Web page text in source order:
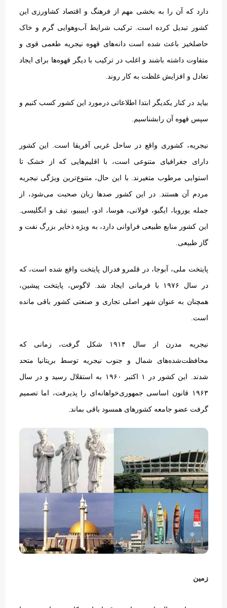
دارد که آن را به بخشی مهم از فرهنگ و اقتصاد کشاورزی این
کشور تبدیل کرده است. ترکیب شرایط آب‌وهوایی گرم و خاک
حاصلخیز باعث شده است دانه‌های قهوه نیجریه طعمی قوی و
متفاوت داشته باشند و اغلب در ترکیب با دیگر قهوه‌ها برای ایجاد
تعادل و افزایش غلظت به کار روند.
بیاید در کنار یکدیگر ابتدا اطلاعاتی درمورد این کشور کسب کنیم و
سپس قهوه آن رابشناسیم.
نیجریه، کشوری واقع در ساحل غربی آفریقا است. این کشور
دارای جغرافیای متنوعی است، با اقلیم‌هایی که از خشک تا
استوایی مرطوب متغیرند. با این حال، متنوع‌ترین ویژگی نیجریه
مردم آن هستند.در این کشور صدها زبان صحبت می‌شود، از
جمله یوروبا، ایگبو، فولانی، هوسا، ادو، ایبیبیو، تیف و انگلیسی.
این کشور منابع طبیعی فراوانی دارد، به ویژه ذخایر بزرگ نفت و
گاز طبیعی.
پایتخت ملی، آبوجا، در قلمرو فدرال پایتخت واقع شده است، که
در سال ۱۹۷۶ با فرمانی ایجاد شد
. لاگوس، پایتخت پیشین،
همچنان به عنوان شهر اصلی تجاری و صنعتی کشور باقی مانده
است.
نیجریه مدرن از سال ۱۹۱۴ شکل گرفت، زمانی که
محافظت‌شده‌های شمال و جنوب نیجریه توسط بریتانیا متحد
شدند.
این کشور در ۱ اکتبر ۱۹۶۰ به استقلال رسید و در سال
۱۹۶۳ قانون اساسی جمهوری‌خواهانه‌ای را پذیرفت، اما تصمیم
گرفت عضو جامعه کشورهای همسود باقی بماند.
زمین